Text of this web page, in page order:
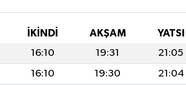
İKINDI AKŞAM
YATSI
16:10 19:31
21:05
16:10 19:30
21:04